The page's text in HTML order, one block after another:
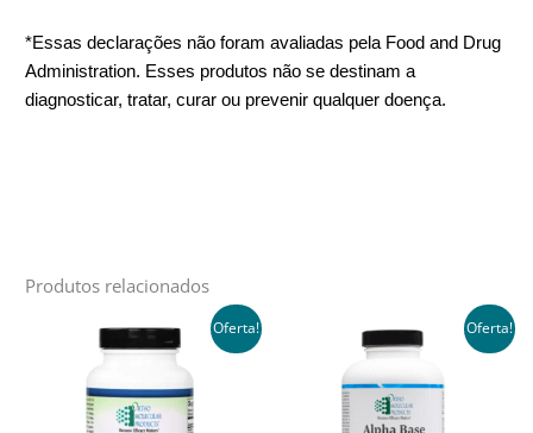
*Essas declarações não foram avaliadas pela Food and Drug
Administration. Esses produtos não se destinam a
diagnosticar, tratar, curar ou prevenir qualquer doença.
Produtos relacionados
Oferta! Oferta!